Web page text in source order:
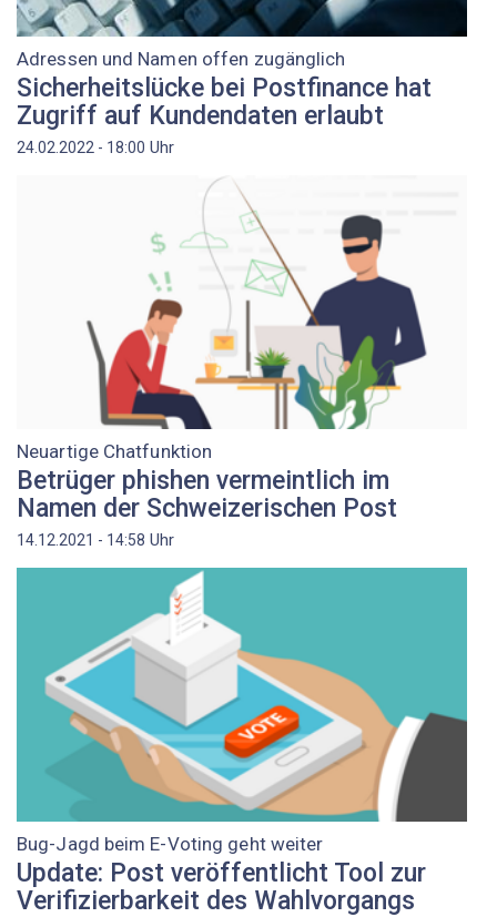
Adressen und Namen offen zugänglich
Sicherheitslücke bei Postfinance hat
Zugriff auf Kundendaten erlaubt
24.02.2022 - 18:00 Uhr
Neuartige Chatfunktion
Betrüger phishen vermeintlich im
Namen der Schweizerischen Post
14.12.2021 - 14:58 Uhr
Bug-Jagd beim E-Voting geht weiter
Update: Post veröffentlicht Tool zur
Verifizierbarkeit des Wahlvorgangs